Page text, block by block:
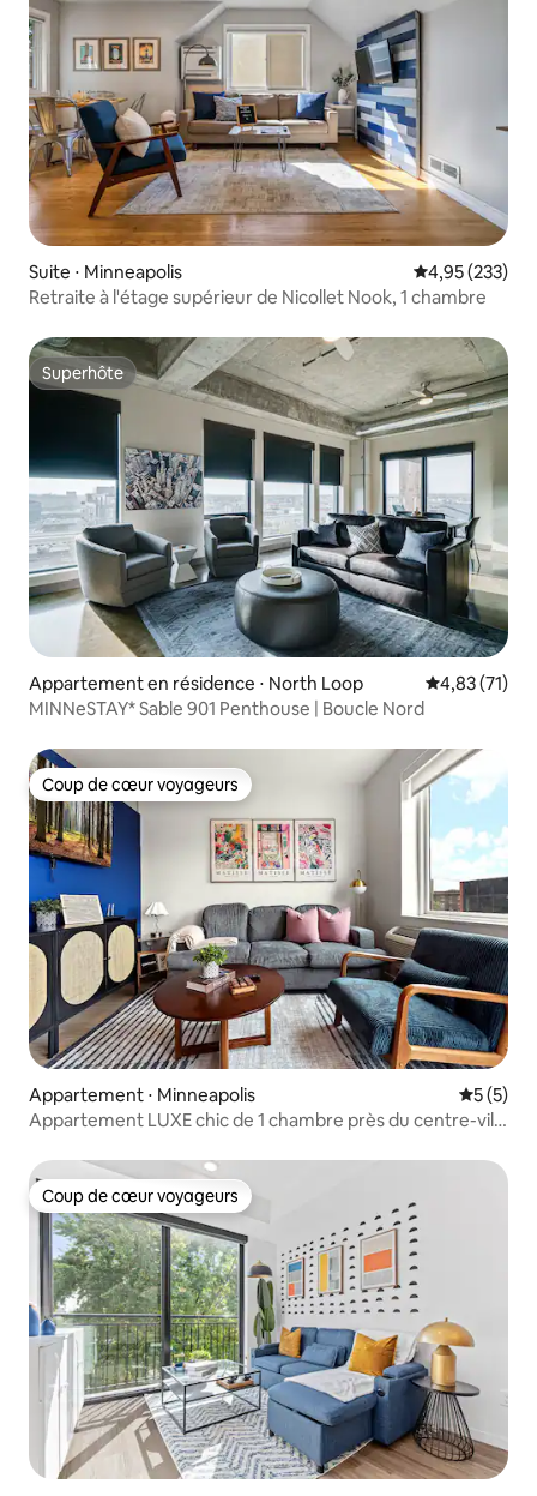
Suite ⋅ Minneapolis Évaluation
4,95 (233)
Retraite à l'étage supérieur de Nicollet Nook, 1 chambre
Superhôte
Superhôte
Appartement en résidence ⋅ North Loop Évaluation
4,83 (71)
MINNeSTAY* Sable 901 Penthouse | Boucle Nord
Coup de cœur voyageurs
Coup de cœur voyageurs
Appartement ⋅ Minneapolis
5 (5)
Appartement LUXE chic de 1 chambre près du centre-ville
Coup de cœur voyageurs
Coup de cœur voyageurs